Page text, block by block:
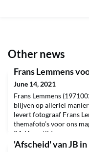
Other news
Frans Lemmens
June 14, 2021
Frans Lemmens
blijven op allerlei
levert fotograaf Frans
themafoto’s voor ons
24. Hoog tijd voor een
VOEDING 2015 VV 266
'Afscheid' van JB